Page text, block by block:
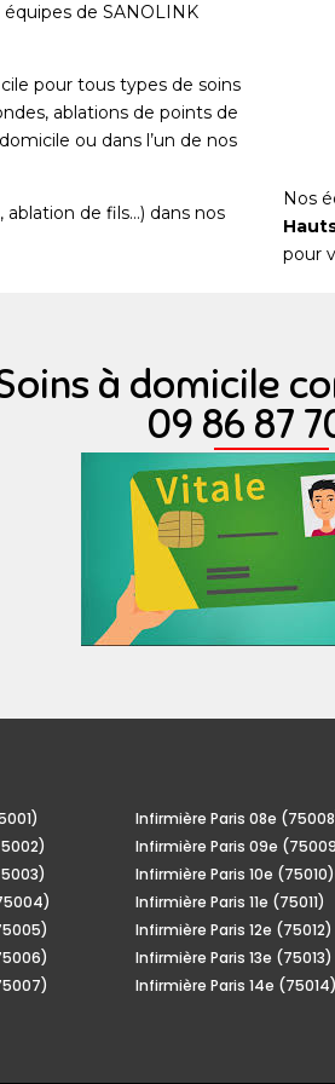
équipes de SANOLINK
pour tous types de soins
ablations de points de
ou dans l’un de nos
de fils…) dans nos
Nos
pour
à domicile
09 86 87
Infirmière Paris 08e
Infirmière Paris 09e
Infirmière Paris 10e (75010)
Infirmière Paris 11e (75011)
Infirmière Paris 12e (75012)
Infirmière Paris 13e (75013)
Infirmière Paris 14e (75014)